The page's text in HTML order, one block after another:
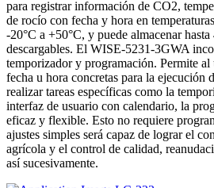
para registrar información de CO2,
de rocío con fecha y hora en
-20°C a +50°C, y puede almacenar
descargables. El WISE-5231-3GWA
temporizador y programación. Permite al
fecha u hora concretas para la ejecución
realizar tareas específicas como la
interfaz de usuario con calendario, la
eficaz y flexible. Esto no requiere
ajustes simples será capaz de lograr el
agrícola y el control de calidad,
así sucesivamente.